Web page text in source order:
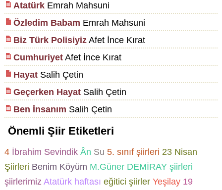
AtatürkEmrah Mahsuni
Özledim Babam Emrah Mahsuni
Biz Türk PolisiyizAfet İnce Kırat
CumhuriyetAfet İnce Kırat
HayatSalih Çetin
Geçerken HayatSalih Çetin
Ben İnsanım Salih Çetin
Önemli Şiir Etiketleri
4 İbrahim Sevindik Ân Su 5. sınıf şiirleri 23 Nisan
Şiirleri Benim Köyüm M.Güner DEMİRAY şiirleri
şiirlerimiz Atatürk haftası eğitici şiirler Yeşilay 19